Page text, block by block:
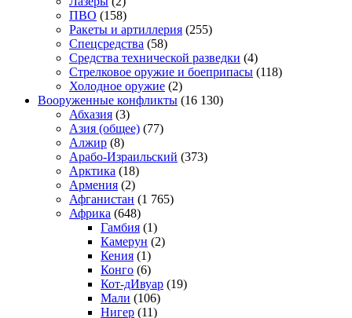
ПВО (158)
Ракеты и артиллерия (255)
Спецсредства (58)
Средства технической разведки (4)
Стрелковое оружие и боеприпасы (118)
Холодное оружие (2)
Вооруженные конфликты (16 130)
Абхазия (3)
Азия (общее) (77)
Алжир (8)
Арабо-Израильский (373)
Арктика (18)
Армения (2)
Афганистан (1 765)
Африка (648)
Гамбия (1)
Камерун (2)
Кения (1)
Конго (6)
Кот-дИвуар (19)
Мали (106)
Нигер (11)